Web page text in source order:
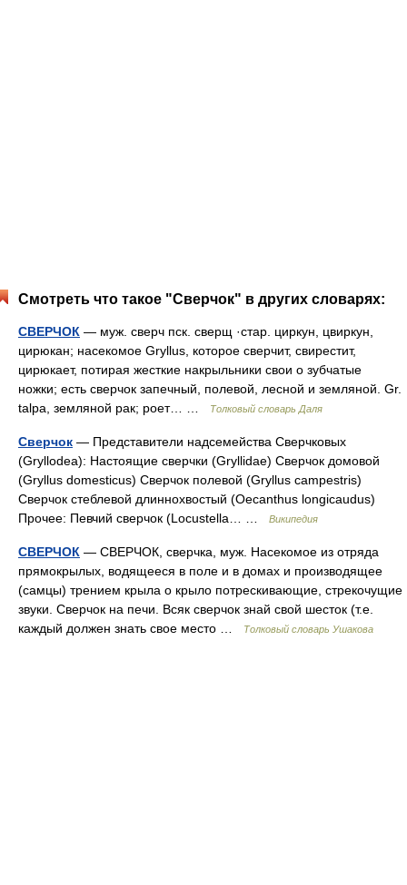
Смотреть что такое "Сверчок" в других словарях:
СВЕРЧОК — муж. сверч пск. сверщ ·стар. циркун, цвиркун,
цирюкан; насекомое Gryllus, которое сверчит, свирестит,
цирюкает, потирая жесткие накрыльники свои о зубчатые
ножки; есть сверчок запечный, полевой, лесной и земляной. Gr.
talpa, земляной рак; роет… …
Толковый словарь Даля
Сверчок — Представители надсемейства Сверчковых
(Gryllodea): Настоящие сверчки (Gryllidae) Сверчок домовой
(Gryllus domesticus) Сверчок полевой (Gryllus campestris)
Сверчок стеблевой длиннохвостый (Oecanthus longicaudus)
Прочее: Певчий сверчок (Locustella… …
Википедия
СВЕРЧОК — СВЕРЧОК, сверчка, муж. Насекомое из отряда
прямокрылых, водящееся в поле и в домах и производящее
(самцы) трением крыла о крыло потрескивающие, стрекочущие
звуки. Сверчок на печи. Всяк сверчок знай свой шесток (т.е.
каждый должен знать свое место …
Толковый словарь Ушакова